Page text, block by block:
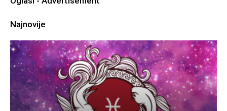
Najnovije